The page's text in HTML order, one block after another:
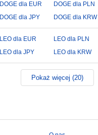
DOGE dla EUR DOGE dla PLN
DOGE dla JPY
DOGE dla KRW
LEO dla EUR LEO dla PLN
LEO dla JPY
LEO dla KRW
Pokaż więcej (20)